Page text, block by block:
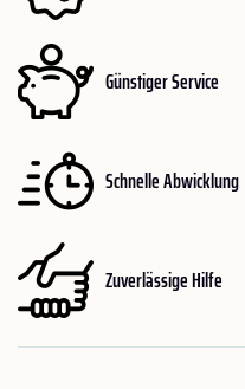
Günstiger Service
Schnelle Abwicklung
Zuverlässige Hilfe